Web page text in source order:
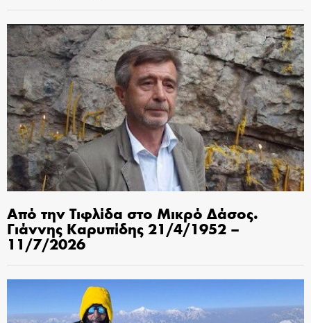
Από την Τιφλίδα στο Μικρό Δάσος.
Γιάννης Καρυπίδης 21/4/1952 –
11/7/2026